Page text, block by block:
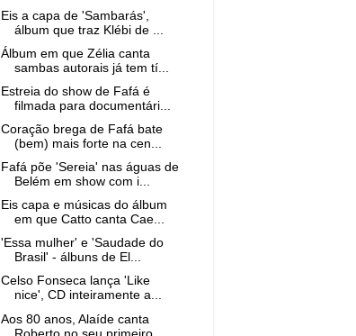
Eis a capa de 'Sambarás',
álbum que traz Klébi de ...
Álbum em que Zélia canta
sambas autorais já tem tí...
Estreia do show de Fafá é
filmada para documentári...
Coração brega de Fafá bate
(bem) mais forte na cen...
Fafá põe 'Sereia' nas águas de
Belém em show com i...
Eis capa e músicas do álbum
em que Catto canta Cae...
'Essa mulher' e 'Saudade do
Brasil' - álbuns de El...
Celso Fonseca lança 'Like
nice', CD inteiramente a...
Aos 80 anos, Alaíde canta
Roberto no seu primeiro ...